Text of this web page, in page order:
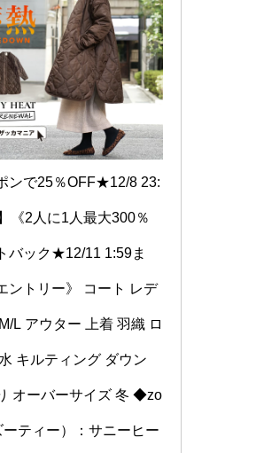
ンで25％OFF★12/8 23:
《2人に1人最大300％
バック★12/11 1:59ま
ントリー》 コート レデ
L アウター 上着 羽織 ロ
キルティング ダウン
オーバーサイズ 冬 ◆zo
ティー）：サニーヒー